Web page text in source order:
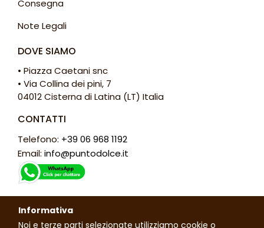
Consegna
Note Legali
DOVE SIAMO
• Piazza Caetani snc
• Via Collina dei pini, 7
04012 Cisterna di Latina (LT) Italia
CONTATTI
Telefono: +39 06 968 1192
Email: info@puntodolce.it
ORARI
Lunedì: chiuso
Informativa
Noi e terze parti selezionate utilizziamo cookie o